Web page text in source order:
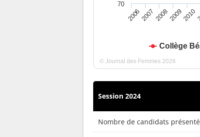
Collège
20062007200820092010
70
© Journal des Femmes 2026
Session 2024
Nombre de candidats